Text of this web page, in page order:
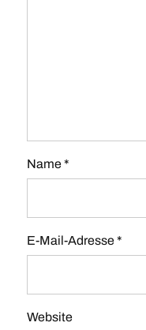
Name*
E-Mail-Adresse*
Website